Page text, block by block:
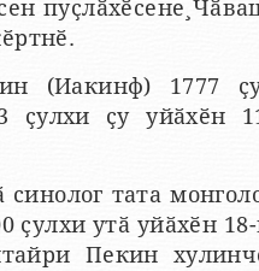
(Иакинф) 1777
ҫулхи ҫу уйӑхӗн
синолог тата
ҫулхи утӑ уйӑхӗн
Пекин